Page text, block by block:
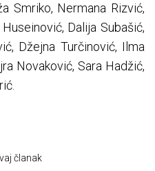
Smriko, Nermana Rizvić,
Dalija Subašić,
Džejna Turčinović, Ilma
Novaković, Sara Hadžić,
članak